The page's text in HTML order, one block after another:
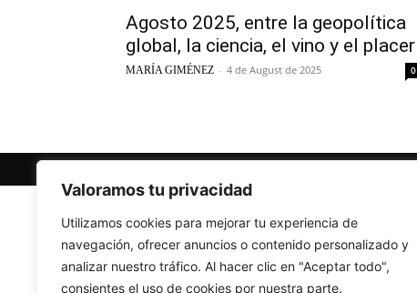
Valoramos tu privacidad
Utilizamos cookies para mejorar tu experiencia de
navegación, ofrecer anuncios o contenido personalizado y
analizar nuestro tráfico. Al hacer clic en "Aceptar todo",
consientes el uso de cookies por nuestra parte.
Agosto 2025, entre la geopolítica
global, la ciencia, el vino y el placer
MARÍA GIMÉNEZ - 4 de August de 2025 0